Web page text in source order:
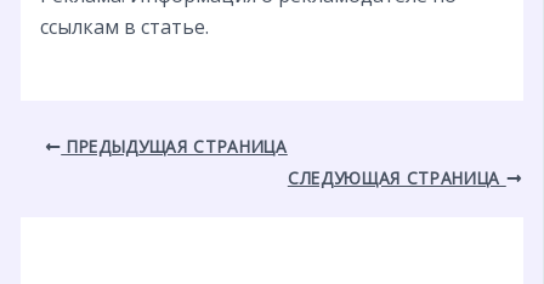
ссылкам в статье.
ПРЕДЫДУЩАЯ СТРАНИЦА
СЛЕДУЮЩАЯ СТРАНИЦА